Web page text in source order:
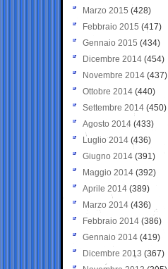
Marzo 2015 (428)
Febbraio 2015 (417)
Gennaio 2015 (434)
Dicembre 2014 (454)
Novembre 2014 (437)
Ottobre 2014 (440)
Settembre 2014 (450)
Agosto 2014 (433)
Luglio 2014 (436)
Giugno 2014 (391)
Maggio 2014 (392)
Aprile 2014 (389)
Marzo 2014 (436)
Febbraio 2014 (386)
Gennaio 2014 (419)
Dicembre 2013 (367)